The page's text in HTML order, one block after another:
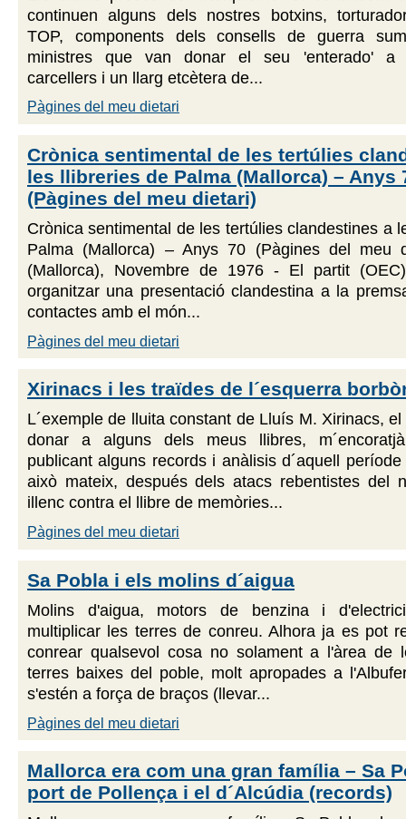
continuen alguns dels nostres botxins,
TOP, components dels consells de guerra
ministres que van donar el seu 'enterado' a
carcellers i un llarg etcètera de...
Pàgines del meu dietari
Crònica sentimental de les tertúlies
les llibreries de Palma (Mallorca) – Anys
(Pàgines del meu dietari)
Crònica sentimental de les tertúlies clandestines a
Palma (Mallorca) – Anys 70 (Pàgines del meu
(Mallorca), Novembre de 1976 - El partit (OEC)
organitzar una presentació clandestina a la
contactes amb el món...
Pàgines del meu dietari
Xirinacs i les traïdes de l´esquerra
L´exemple de lluita constant de Lluís M. Xirinacs,
donar a alguns dels meus llibres,
publicant alguns records i anàlisis d´aquell
això mateix, después dels atacs rebentistes del
illenc contra el llibre de memòries...
Pàgines del meu dietari
Sa Pobla i els molins d´aigua
Molins d'aigua, motors de benzina i
multiplicar les terres de conreu. Alhora ja es pot
conrear qualsevol cosa no solament a l'àrea de
terres baixes del poble, molt apropades a
s'estén a força de braços (llevar...
Pàgines del meu dietari
Mallorca era com una gran família – Sa
port de Pollença i el d´Alcúdia (records)